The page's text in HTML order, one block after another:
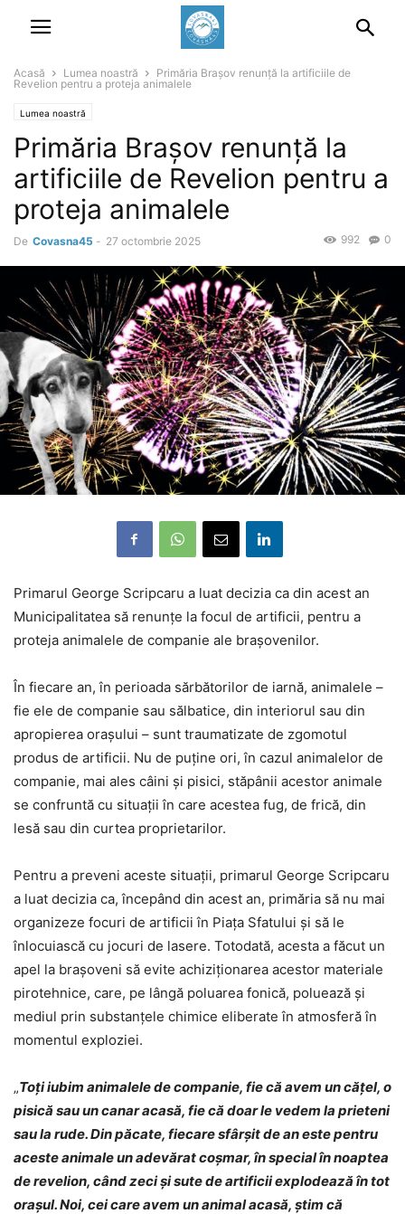
Acasă Lumea noastră
Primăria Brașov renunță la artificiile de
Revelion pentru a proteja animalele
Lumea noastră
Primăria Brașov renunță la
artificiile de Revelion pentru a
proteja animalele
De Covasna45 - 27 octombrie 2025 0
992
Primarul George Scripcaru a luat decizia ca din acest an
Municipalitatea să renunțe la focul de artificii, pentru a
proteja animalele de companie ale brașovenilor.
În fiecare an, în perioada sărbătorilor de iarnă, animalele –
fie ele de companie sau sălbatice, din interiorul sau din
apropierea orașului – sunt traumatizate de zgomotul
produs de artificii. Nu de puține ori, în cazul animalelor de
companie, mai ales câini și pisici, stăpânii acestor animale
se confruntă cu situații în care acestea fug, de frică, din
lesă sau din curtea proprietarilor.
Pentru a preveni aceste situații, primarul George Scripcaru
a luat decizia ca, începând din acest an, primăria să nu mai
organizeze focuri de artificii în Piața Sfatului și să le
înlocuiască cu jocuri de lasere. Totodată, acesta a făcut un
apel la brașoveni să evite achiziționarea acestor materiale
pirotehnice, care, pe lângă poluarea fonică, poluează și
mediul prin substanțele chimice eliberate în atmosferă în
momentul exploziei.
„Toți iubim animalele de companie, fie că avem un cățel, o
pisică sau un canar acasă, fie că doar le vedem la prieteni
sau la rude. Din păcate, fiecare sfârșit de an este pentru
aceste animale un adevărat coșmar, în special în noaptea
de revelion, când zeci și sute de artificii explodează în tot
orașul. Noi, cei care avem un animal acasă, știm că